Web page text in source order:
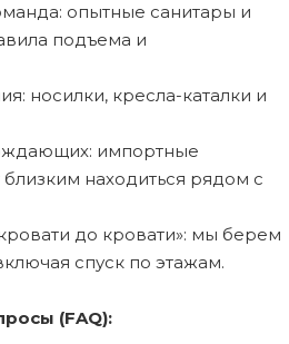
опытные санитары и
подъема и
носилки, кресла-каталки и
импортные
находиться рядом с
до кровати»: мы берем
спуск по этажам.
(FAQ):